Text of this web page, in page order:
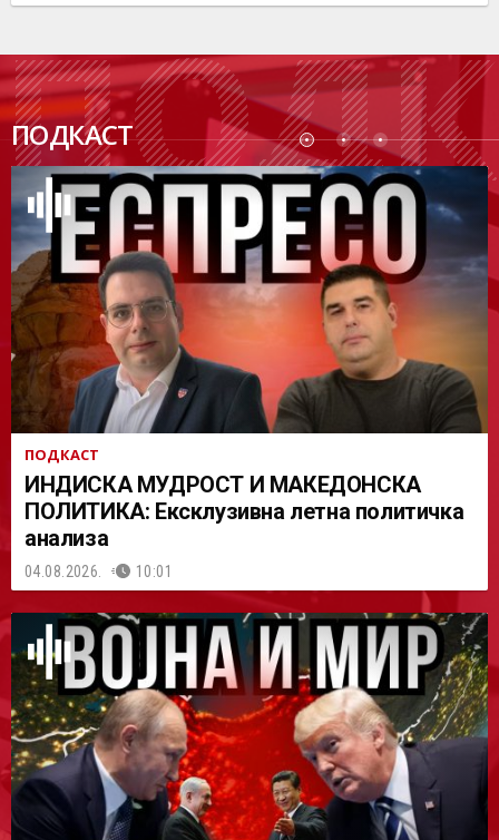
ПОДКАСТ
ПОДК
АСТ
ПОДКАСТ
ИНДИСКА МУДРОСТ И МАКЕДОНСКА
ПОЛИТИКА: Ексклузивна летна политичка
анализа
04.08.2026. 10:01